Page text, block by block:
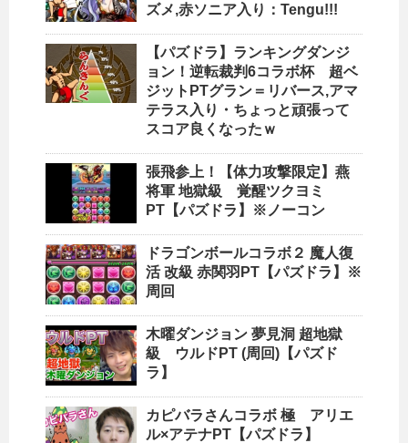
ズメ,赤ソニア入り：Tengu!!!
【パズドラ】ランキングダンジ
ョン！逆転裁判6コラボ杯 超ベ
ジットPTグラン＝リバース,アマ
テラス入り・ちょっと頑張って
スコア良くなったｗ
張飛参上！【体力攻撃限定】燕
将軍 地獄級 覚醒ツクヨミ
PT【パズドラ】※ノーコン
ドラゴンボールコラボ２ 魔人復
活 改級 赤関羽PT【パズドラ】※
周回
木曜ダンジョン 夢見洞 超地獄
級 ウルドPT (周回)【パズド
ラ】
カピバラさんコラボ 極 アリエ
ル×アテナPT【パズドラ】